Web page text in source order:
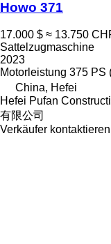
Howo 371
17.000 $ ≈ 13.750
Sattelzugmaschine
2023
Motorleistung 375 PS
China, Hefei
Hefei Pufan
有限公司
Verkäufer kontaktieren